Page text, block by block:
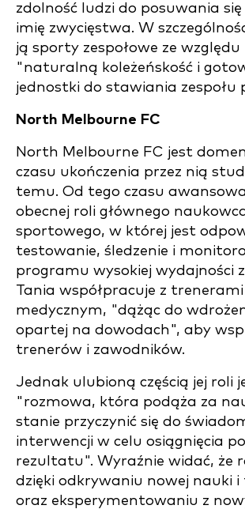
zdolność ludzi do posuwania
imię zwycięstwa. W
ją sporty zespołowe ze względu
"naturalną koleżeńskość i
jednostki do stawiania zespołu
North Melbourne FC
North Melbourne FC jest
czasu ukończenia przez nią
temu. Od tego czasu
obecnej roli głównego
sportowego, w której jest
testowanie, śledzenie i
programu wysokiej wydajności
Tania współpracuje z
medycznym, "dążąc do
opartej na dowodach", aby
trenerów i zawodników.
Jednak ulubioną częścią jej roli
"rozmowa, która podąża za
stanie przyczynić się do
interwencji w celu osiągnięcia
rezultatu". Wyraźnie widać, że
dzięki odkrywaniu nowej nauki i
oraz eksperymentowaniu z